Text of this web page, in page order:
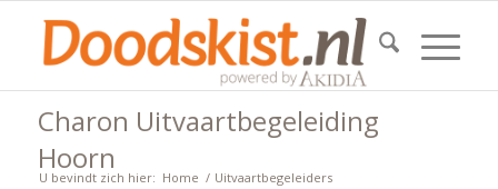
Charon Uitvaartbegeleiding
Hoorn
U bevindt zich hier: Home / Uitvaartbegeleiders